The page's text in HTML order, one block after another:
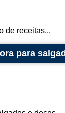
de receitas...
para